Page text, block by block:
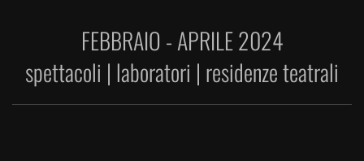
FEBBRAIO - APRILE 2024
spettacoli | laboratori | residenze teatrali